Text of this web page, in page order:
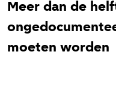
Meer dan de
moeten worden